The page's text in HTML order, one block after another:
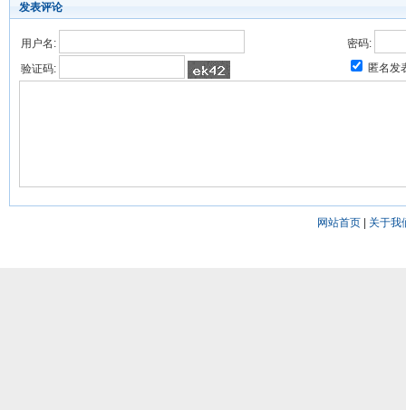
发表评论
用户名:
密码:
验证码:
匿名发
网站首页| 关于我